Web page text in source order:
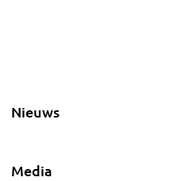
Nieuws
Media